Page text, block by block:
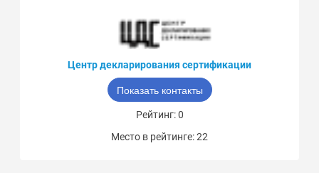
Центр декларирования сертификации
Показать контакты
Рейтинг: 0
Место в рейтинге: 22